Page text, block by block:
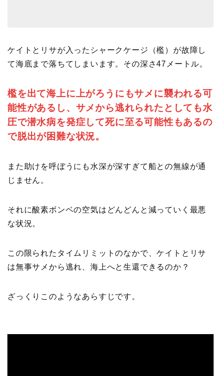
ケイトとリサが入ったシャークケージ（檻）が故障し
て海底まで落ちてしまいます。その深さ47メートル。
檻を出て海上に上がろうにもサメに襲われる可
能性があるし、サメから逃れられたとしても水
圧で潜水病を発症して死に至る可能性もあるの
で脱出が困難な状況。
また助けを呼ぼうにも水深が深すぎて船との無線が通
じません。
それに酸素ボンベの空気はどんどんと減っていく最悪
な状況。
この限られたタイムリミットのなかで、ケイトとリサ
は無事サメから逃れ、海上へと生還できるのか？
ざっくりこのようなあらすじです。